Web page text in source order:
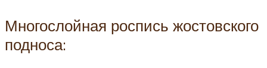
Многослойная роспись жостовского
подноса: